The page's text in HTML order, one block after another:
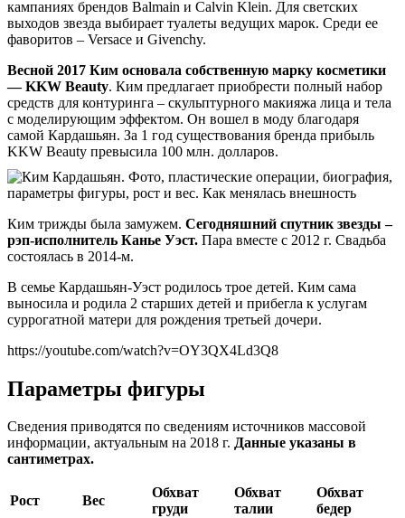
кампаниях брендов Balmain и Calvin Klein. Для светских
выходов звезда выбирает туалеты ведущих марок. Среди ее
фаворитов – Versace и Givenchy.
Весной 2017 Ким основала собственную марку косметики
— KKW Beauty. Ким предлагает приобрести полный набор
средств для контуринга – скульптурного макияжа лица и тела
с моделирующим эффектом. Он вошел в моду благодаря
самой Кардашьян. За 1 год существования бренда прибыль
KKW Beauty превысила 100 млн. долларов.
Ким трижды была замужем. Сегодняшний спутник звезды –
рэп-исполнитель Канье Уэст. Пара вместе с 2012 г. Свадьба
состоялась в 2014-м.
В семье Кардашьян-Уэст родилось трое детей. Ким сама
выносила и родила 2 старших детей и прибегла к услугам
суррогатной матери для рождения третьей дочери.
https://youtube.com/watch?v=OY3QX4Ld3Q8
Параметры фигуры
Сведения приводятся по сведениям источников массовой
информации, актуальным на 2018 г. Данные указаны в
сантиметрах.
Рост Вес
Обхват
груди
Обхват
талии
Обхват
бедер